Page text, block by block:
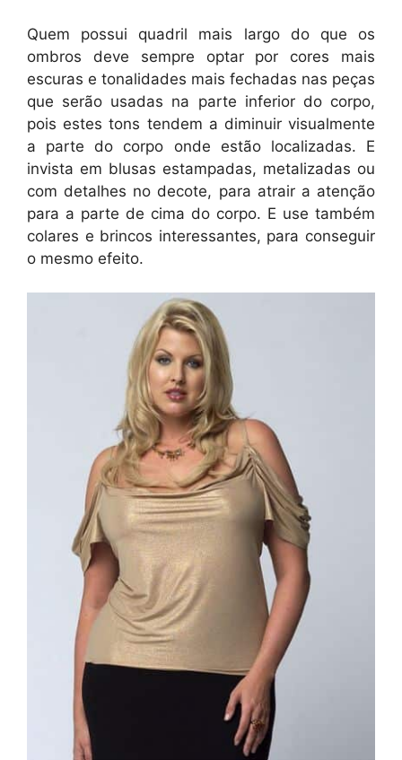
Quem possui quadril mais largo do que os
ombros deve sempre optar por cores mais
escuras e tonalidades mais fechadas nas peças
que serão usadas na parte inferior do corpo,
pois estes tons tendem a diminuir visualmente
a parte do corpo onde estão localizadas. E
invista em blusas estampadas, metalizadas ou
com detalhes no decote, para atrair a atenção
para a parte de cima do corpo. E use também
colares e brincos interessantes, para conseguir
o mesmo efeito.